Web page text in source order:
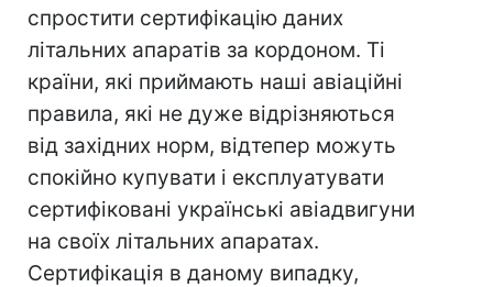
спростити сертифікацію даних
лiтальних апаратів за кордоном. Ті
країни, які приймають наші авіаційні
правила, які не дуже відрізняються
від західних норм, відтепер можуть
спокійно купувати і експлуатувати
сертифіковані українські авіадвигуни
на своїх літальних апаратах.
Сертифікація в даному випадку,